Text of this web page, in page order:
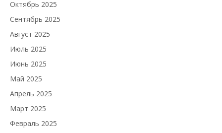
Октябрь 2025
Сентябрь 2025
Август 2025
Июль 2025
Июнь 2025
Май 2025
Апрель 2025
Март 2025
Февраль 2025